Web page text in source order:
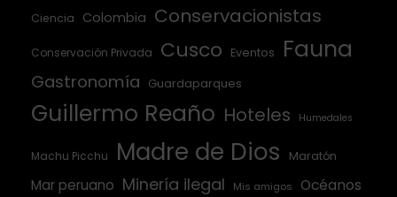
Ciencia Colombia Conservacionistas
Conservación Privada Cusco Eventos Fauna
Gastronomía Guardaparques
Guillermo Reaño Hoteles Humedales
Machu Picchu Madre de Dios Maratón
Mar peruano Minería ilegal Mis amigos Océanos